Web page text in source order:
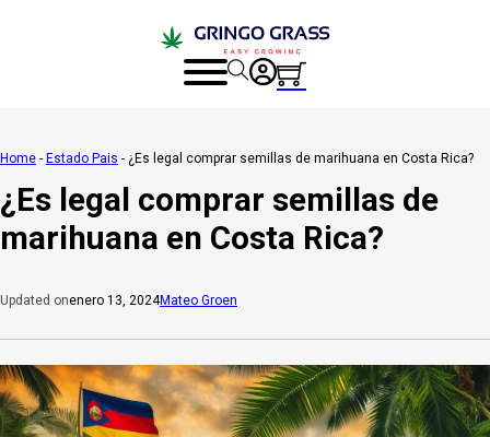
Home - Estado Pais - ¿Es legal comprar semillas de marihuana en Costa Rica?
¿Es legal comprar semillas de
marihuana en Costa Rica?
Updated onenero 13, 2024Mateo Groen